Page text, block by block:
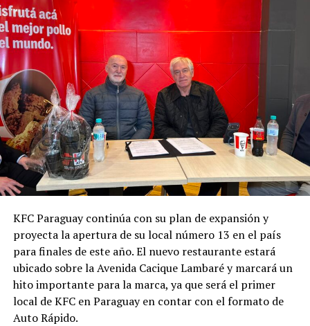
KFC Paraguay continúa con su plan de expansión y
proyecta la apertura de su local número 13 en el país
para finales de este año. El nuevo restaurante estará
ubicado sobre la Avenida Cacique Lambaré y marcará un
hito importante para la marca, ya que será el primer
local de KFC en Paraguay en contar con el formato de
Auto Rápido.